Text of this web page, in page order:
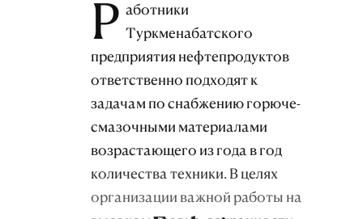
Р аботники
Туркменабатского
предприятия нефтепродуктов
ответственно подходят к
задачам по снабжению горюче-
смазочными материалами
возрастающего из года в год
количества техники. В целях
организации важной работы на